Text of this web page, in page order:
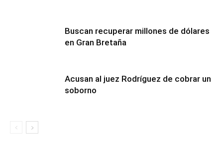
Buscan recuperar millones de dólares
en Gran Bretaña
Acusan al juez Rodríguez de cobrar un
soborno